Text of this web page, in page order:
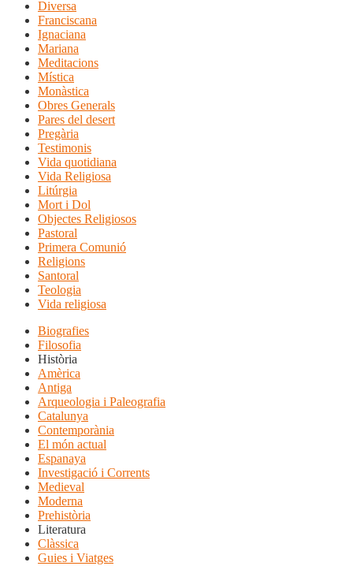
Diversa
Franciscana
Ignaciana
Mariana
Meditacions
Mística
Monàstica
Obres Generals
Pares del desert
Pregària
Testimonis
Vida quotidiana
Vida Religiosa
Litúrgia
Mort i Dol
Objectes Religiosos
Pastoral
Primera Comunió
Religions
Santoral
Teologia
Vida religiosa
Biografies
Filosofia
Història
Amèrica
Antiga
Arqueologia i Paleografia
Catalunya
Contemporània
El món actual
Espanaya
Investigació i Corrents
Medieval
Moderna
Prehistòria
Literatura
Clàssica
Guies i Viatges